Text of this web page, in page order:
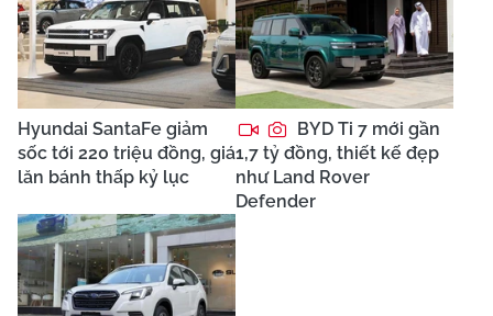
Hyundai SantaFe giảm
sốc tới 220 triệu đồng, giá
lăn bánh thấp kỷ lục
BYD Ti 7 mới gần
1,7 tỷ đồng, thiết kế đẹp
như Land Rover
Defender